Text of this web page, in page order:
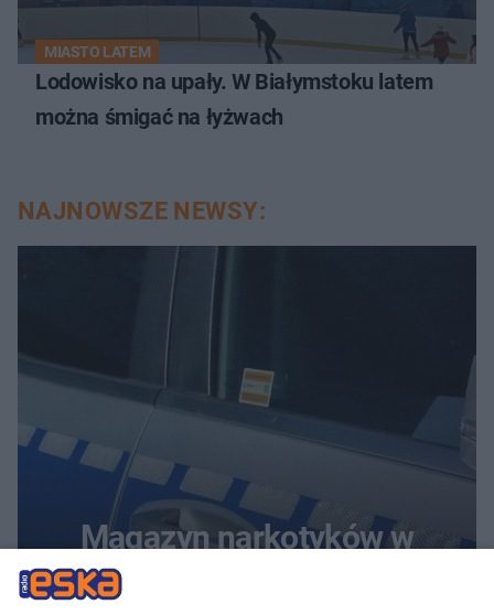
MIASTO LATEM
Lodowisko na upały. W Białymstoku latem
można śmigać na łyżwach
NAJNOWSZE NEWSY:
Magazyn narkotyków w
Szczecinie. Służby przejęły